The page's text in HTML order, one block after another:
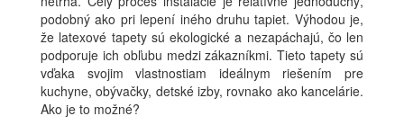
podobný ako pri lepení iného druhu tapiet. Výhodou je,
že latexové tapety sú ekologické a nezapáchajú, čo len
podporuje ich obľubu medzi zákazníkmi. Tieto tapety sú
vďaka svojim vlastnostiam ideálnym riešením pre
kuchyne, obývačky, detské izby, rovnako ako kancelárie.
Ako je to možné?